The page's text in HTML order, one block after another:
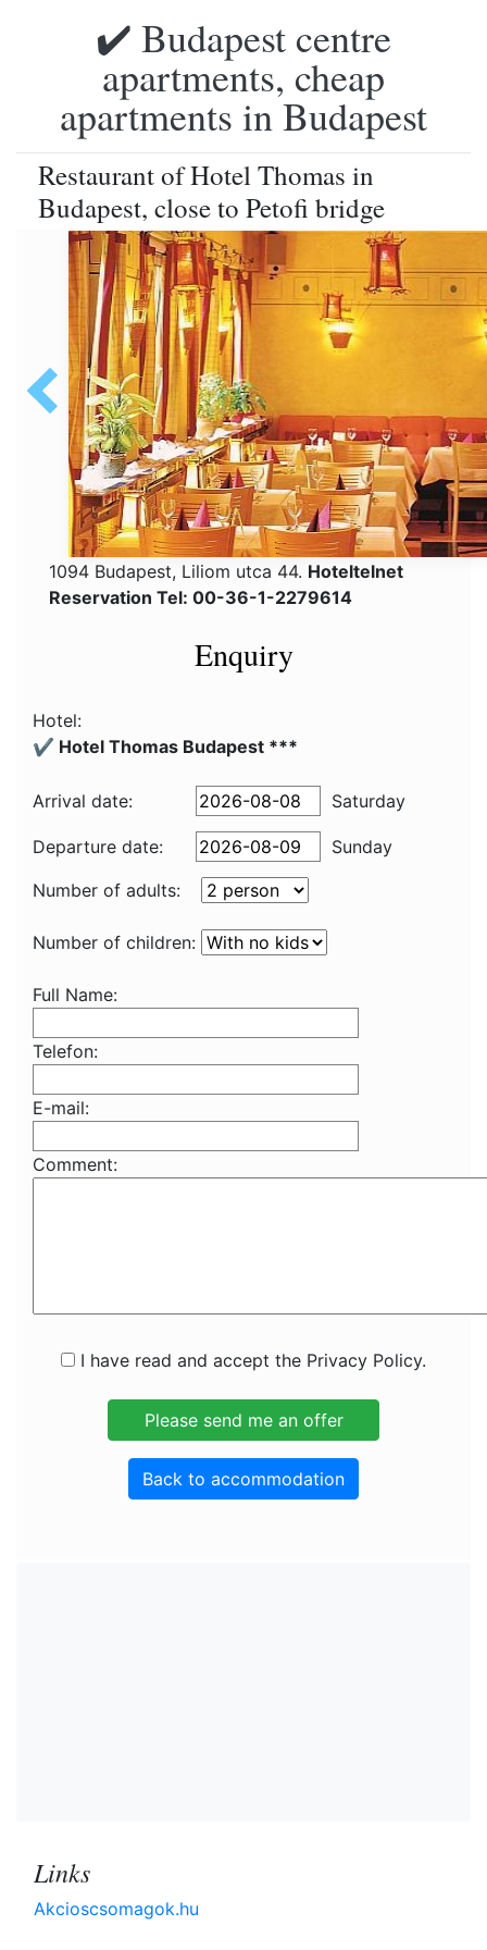
✔️ Budapest centre
apartments, cheap
apartments in Budapest
Restaurant of Hotel Thomas in
Budapest, close to Petofi bridge
1094 Budapest, Liliom utca 44. Hoteltelnet
Reservation Tel: 00-36-1-2279614
Enquiry
Hotel:
✔️ Hotel Thomas Budapest ***
Arrival date: Saturday
Departure date:
Sunday
Number of adults:
Number of children:
Full Name:
Telefon:
E-mail:
Comment:
I have read and accept the Privacy Policy.
Back to accommodation
Links
Akcioscsomagok.hu